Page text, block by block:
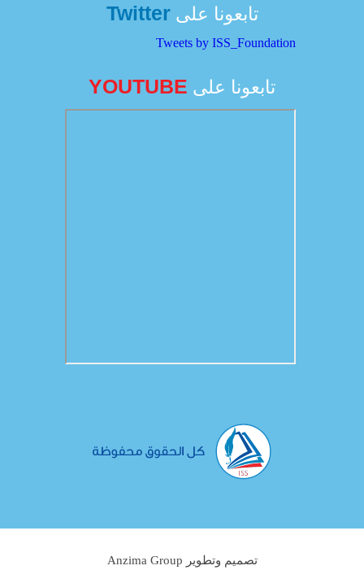
تابعونا علىTwitter
Tweets by ISS_Foundation
تابعونا على YOUTUBE
تصميم وتطوير Anzima Group